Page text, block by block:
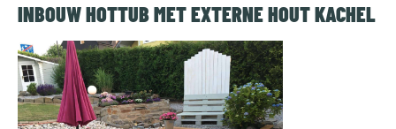
INBOUW HOTTUB MET EXTERNE HOUT KACHEL